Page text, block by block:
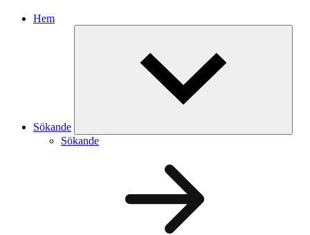
Hem
Sökande
Sökande